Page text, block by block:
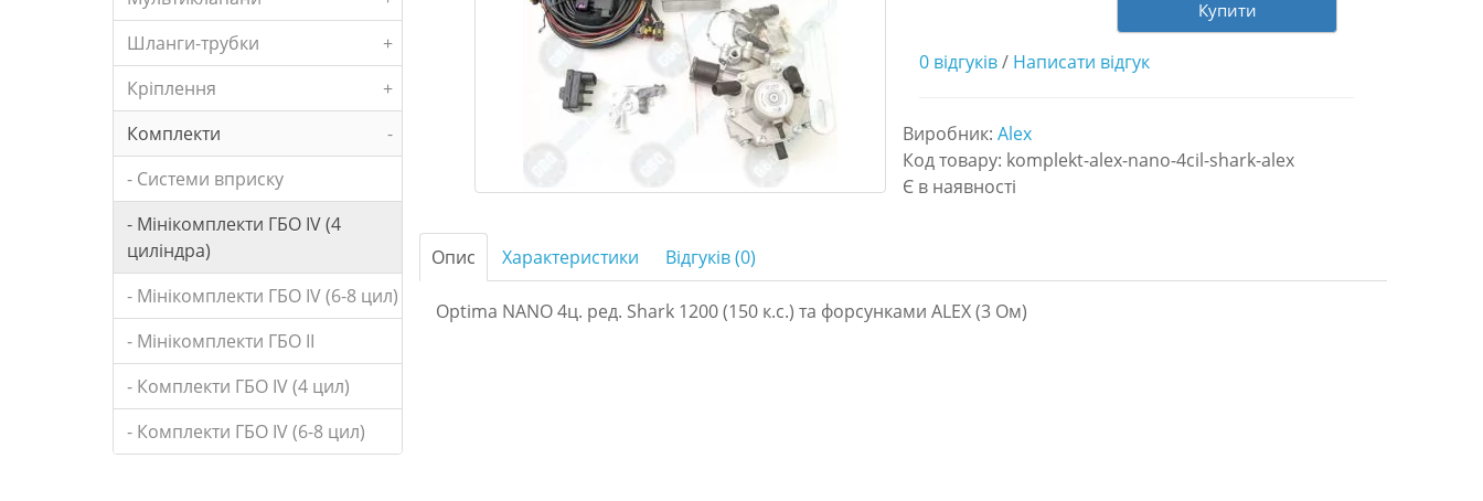
Шланги-трубки
+
Кріплення
+
Комплекти
-
- Системи вприску
- Мінікомплекти ГБО IV (4
циліндра)
- Мінікомплекти ГБО IV (6-8 цил)
- Мінікомплекти ГБО II
- Комплекти ГБО IV (4 цил)
- Комплекти ГБО IV (6-8 цил)
Купити
0 відгуків/ Написати відгук
Виробник:Alex
Код товару: komplekt-alex-nano-4cil-shark-alex
Є в наявності
Опис Характеристики Відгуків (0)
Optima NANO 4ц. ред. Shark 1200 (150 к.с.) та форсунками ALEX (3 Ом)